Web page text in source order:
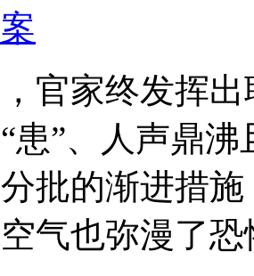
官家终发挥
患”、人声鼎
批的渐进措
气也弥漫了